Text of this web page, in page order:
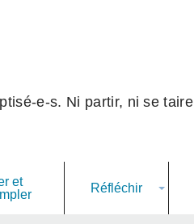
e-s. Ni partir, ni se taire
et
Réfléchir